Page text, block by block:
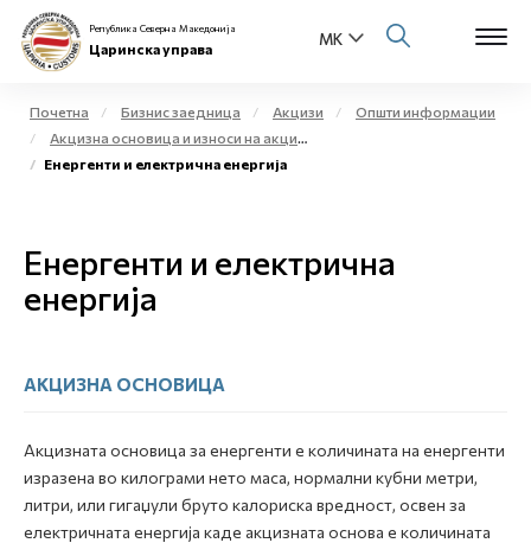
За нас
Бизнис заедница
Е-Весник
Република Северна Македонија
Царинска управа
Почетна Бизнис заедница Акцизи
Општи информации
Акцизна основица и износи на акциза
Енергенти и електрична енергија
Енергенти и електрична
енергија
АКЦИЗНА ОСНОВИЦА
Акцизната основица за енергенти е количината на енергенти
изразена во килограми нето маса, нормални кубни метри,
литри, или гигаџули бруто калориска вредност, освен за
електричната енергија каде акцизната основа е количината